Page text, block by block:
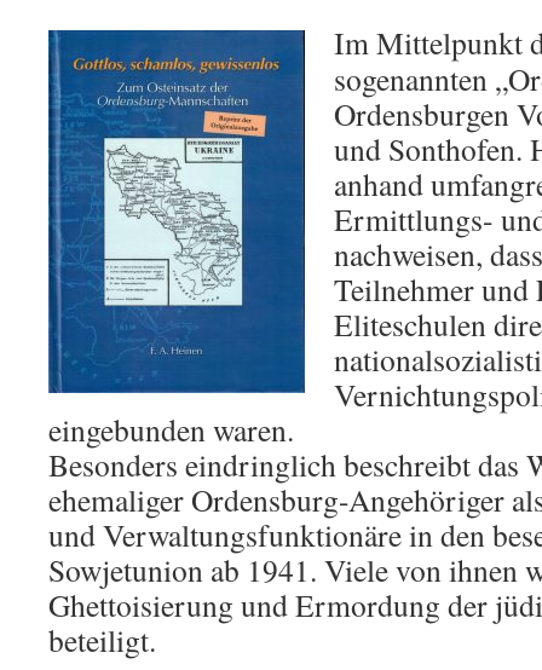
Im Mittelpunkt
sogenannten
Ordensburgen
und Sonthofen.
anhand
Ermittlungs-
nachweisen,
Teilnehmer und
Eliteschulen
eingebunden waren.
Besonders eindringlich beschreibt das
ehemaliger Ordensburg-Angehöriger
und Verwaltungsfunktionäre in den
Sowjetunion ab 1941. Viele von ihnen
Ghettoisierung und Ermordung der
beteiligt.